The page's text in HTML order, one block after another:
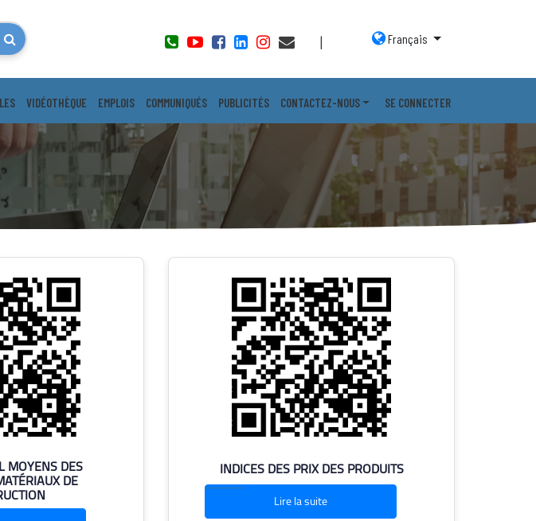
| Français
VIDÉOTHÈQUE EMPLOIS COMMUNIQUÉS PUBLICITÉS CONTACTEZ-NOUS SE CONNECTER
MOYENS DES
DE INDICES DES PRIX DES PRODUITS
Lire la suite